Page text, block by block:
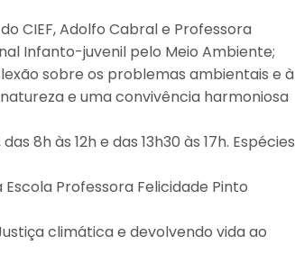
CIEF, Adolfo Cabral e Professora
Infanto-juvenil pelo Meio Ambiente;
sobre os problemas ambientais e à
e uma convivência harmoniosa
8h às 12h e das 13h30 às 17h. Espécies
Professora Felicidade Pinto
climática e devolvendo vida ao